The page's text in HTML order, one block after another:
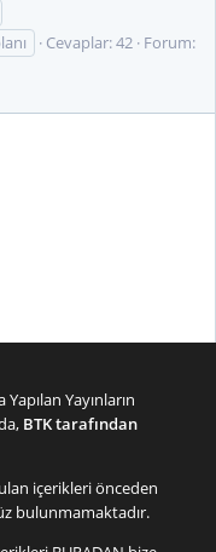
Cevaplar: 42 Forum:
Yayınların
BTK tarafından
içerikleri önceden
bulunmamaktadır.